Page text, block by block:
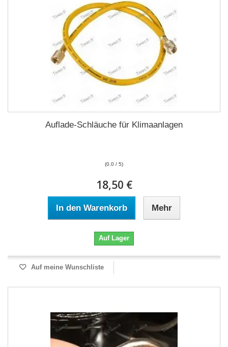
Auflade-Schläuche für Klimaanlagen
(0.0 / 5)
18,50 €
In den Warenkorb Mehr
Auf Lager
Auf meine Wunschliste